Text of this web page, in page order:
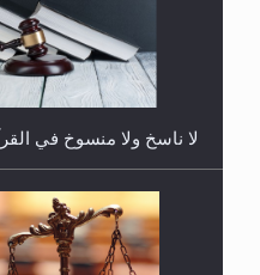
هل يُحسب حول الزكاة وفق
لا ناسخ ولا منسوخ في